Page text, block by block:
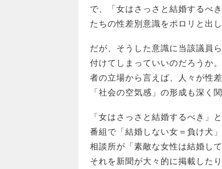
で、「女はさっさと結婚するべ
たちの性差別意識をポロリと出
だが、そうした意識に当該議員
付けてしまっていいのだろうか
者の立場から言えば、人々が性
「社会の空気感」の形成も深く
「女はさっさと結婚するべき」
番組で「結婚しない女＝負け犬
相談所が「素敵な女性は結婚し
それを新聞が大々的に掲載した